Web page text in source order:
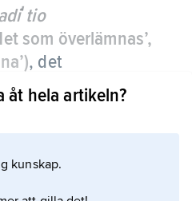
som överlämnas’,
, det
sociala arv som
till släkte.
och yttre tradition:
åt hela artikeln?
kunskap.